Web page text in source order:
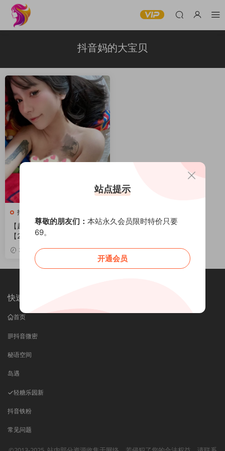
抖音妈的大宝贝
抖音妈的大宝贝
【趣岛】抖音妈的大宝贝合集
【2P 10V】
3周前 VIP
快速导航
首页
抖音微密
秘语空间
岛遇
轻糖乐园新
抖音铁粉
常见问题
站点提示
尊敬的朋友们： 本站永久会员限时特价只要
69。
开通会员